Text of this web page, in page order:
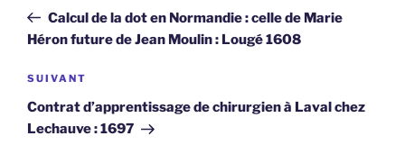
l’article
précédent
Calcul de la dot en Normandie : celle de Marie
Héron future de Jean Moulin : Lougé 1608
Article
suivant
SUIVANT
Contrat d’apprentissage de chirurgien à Laval chez
Lechauve : 1697